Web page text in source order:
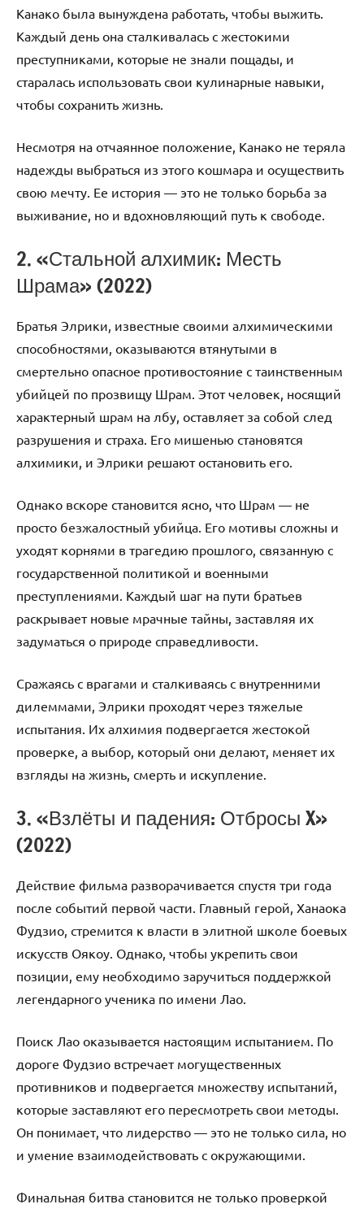
Канако была вынуждена работать, чтобы выжить.
Каждый день она сталкивалась с жестокими
преступниками, которые не знали пощады, и
старалась использовать свои кулинарные навыки,
чтобы сохранить жизнь.
Несмотря на отчаянное положение, Канако не теряла
надежды выбраться из этого кошмара и осуществить
свою мечту. Ее история — это не только борьба за
выживание, но и вдохновляющий путь к свободе.
2. «Стальной алхимик: Месть
Шрама» (2022)
Братья Элрики, известные своими алхимическими
способностями, оказываются втянутыми в
смертельно опасное противостояние с таинственным
убийцей по прозвищу Шрам. Этот человек, носящий
характерный шрам на лбу, оставляет за собой след
разрушения и страха. Его мишенью становятся
алхимики, и Элрики решают остановить его.
Однако вскоре становится ясно, что Шрам — не
просто безжалостный убийца. Его мотивы сложны и
уходят корнями в трагедию прошлого, связанную с
государственной политикой и военными
преступлениями. Каждый шаг на пути братьев
раскрывает новые мрачные тайны, заставляя их
задуматься о природе справедливости.
Сражаясь с врагами и сталкиваясь с внутренними
дилеммами, Элрики проходят через тяжелые
испытания. Их алхимия подвергается жестокой
проверке, а выбор, который они делают, меняет их
взгляды на жизнь, смерть и искупление.
3. «Взлёты и падения: Отбросы X»
(2022)
Действие фильма разворачивается спустя три года
после событий первой части. Главный герой, Ханаока
Фудзио, стремится к власти в элитной школе боевых
искусств Оякоу. Однако, чтобы укрепить свои
позиции, ему необходимо заручиться поддержкой
легендарного ученика по имени Лао.
Поиск Лао оказывается настоящим испытанием. По
дороге Фудзио встречает могущественных
противников и подвергается множеству испытаний,
которые заставляют его пересмотреть свои методы.
Он понимает, что лидерство — это не только сила, но
и умение взаимодействовать с окружающими.
Финальная битва становится не только проверкой